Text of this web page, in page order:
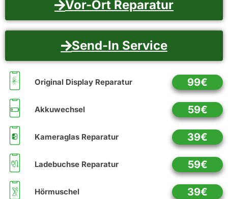
Vor-Ort Reparatur
Send-In Service
Original Display Reparatur 99€
Akkuwechsel 59€
Kameraglas Reparatur 39€
Ladebuchse Reparatur 59€
Hörmuschel 39€